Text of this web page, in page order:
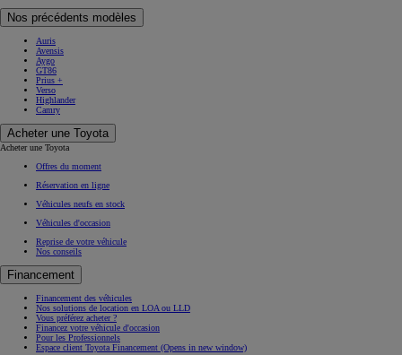
Nos précédents modèles
Auris
Avensis
Aygo
GT86
Prius +
Verso
Highlander
Camry
Acheter une Toyota
Acheter une Toyota
Offres du moment
Réservation en ligne
Véhicules neufs en stock
Véhicules d'occasion
Reprise de votre véhicule
Nos conseils
Financement
Financement des véhicules
Nos solutions de location en LOA ou LLD
Vous préférez acheter ?
Financez votre véhicule d'occasion
Pour les Professionnels
Espace client Toyota Financement (Opens in new window)